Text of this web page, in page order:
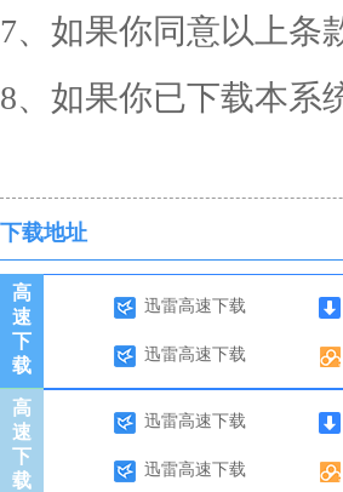
7、如果你同意以上条
8、如果你已下载本系
下载地址
高
速
下
载
迅雷高速下载
迅雷高速下载
高
速
下
载
迅雷高速下载
迅雷高速下载